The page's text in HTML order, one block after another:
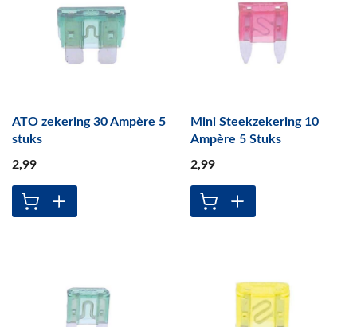
ATO zekering 30 Ampère 5
stuks
2,99
Mini Steekzekering 10
Ampère 5 Stuks
2,99